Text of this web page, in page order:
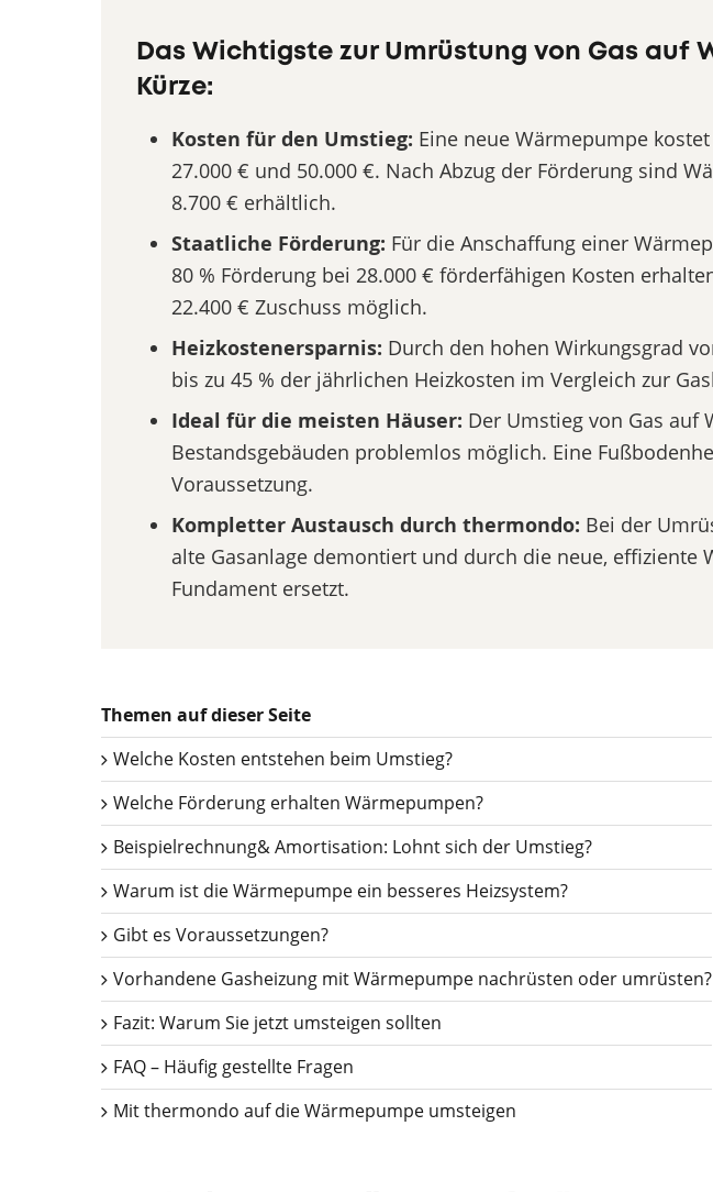
Das Wichtigste zur Umrüstung von Gas auf
Kürze:
Kosten für den Umstieg: Eine neue Wärmepumpe
27.000 € und 50.000 €. Nach Abzug der Förderung sind
8.700 € erhältlich.
Staatliche Förderung: Für die Anschaffung einer
80 % Förderung bei 28.000 € förderfähigen Kosten
22.400 € Zuschuss möglich.
Heizkostenersparnis: Durch den hohen Wirkungsgrad
bis zu 45 % der jährlichen Heizkosten im Vergleich zur
Ideal für die meisten Häuser: Der Umstieg von Gas auf
Bestandsgebäuden problemlos möglich. Eine
Voraussetzung.
Kompletter Austausch durch thermondo: Bei der
alte Gasanlage demontiert und durch die neue, effiziente
Fundament ersetzt.
Themen auf dieser Seite
Welche Kosten entstehen beim Umstieg?
Welche Förderung erhalten Wärmepumpen?
Beispielrechnung& Amortisation: Lohnt sich der Umstieg?
Warum ist die Wärmepumpe ein besseres Heizsystem?
Gibt es Voraussetzungen?
Vorhandene Gasheizung mit Wärmepumpe nachrüsten oder umrüsten?
Fazit: Warum Sie jetzt umsteigen sollten
FAQ – Häufig gestellte Fragen
Mit thermondo auf die Wärmepumpe umsteigen